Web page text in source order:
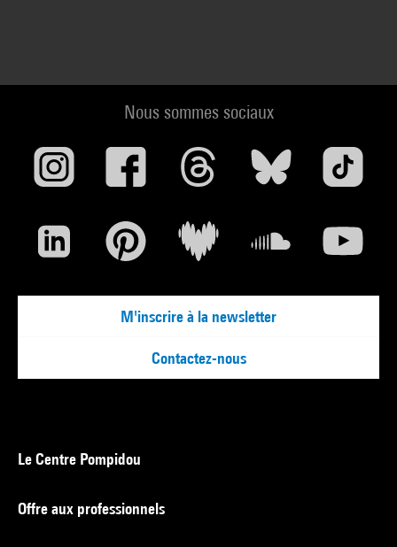
Nous sommes sociaux
M'inscrire à la newsletter
Contactez-nous
Le Centre Pompidou
Offre aux professionnels